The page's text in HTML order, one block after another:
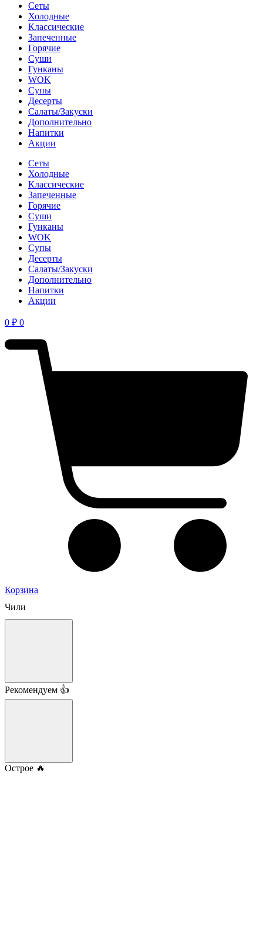
Сеты
Холодные
Классические
Запеченные
Горячие
Суши
Гунканы
WOK
Супы
Десерты
Салаты/Закуски
Дополнительно
Напитки
Акции
Сеты
Холодные
Классические
Запеченные
Горячие
Суши
Гунканы
WOK
Супы
Десерты
Салаты/Закуски
Дополнительно
Напитки
Акции
0 ₽ 0
Корзина
Чили
Рекомендуем 👍
Острое 🔥